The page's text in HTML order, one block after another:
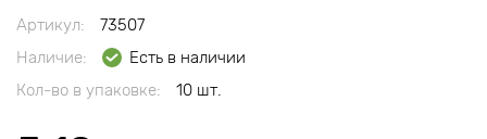
Артикул:
73507
Наличие:
Есть в наличии
Кол-во в упаковке:
10 шт.